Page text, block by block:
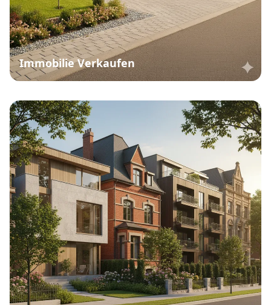
Immobilie Verkaufen